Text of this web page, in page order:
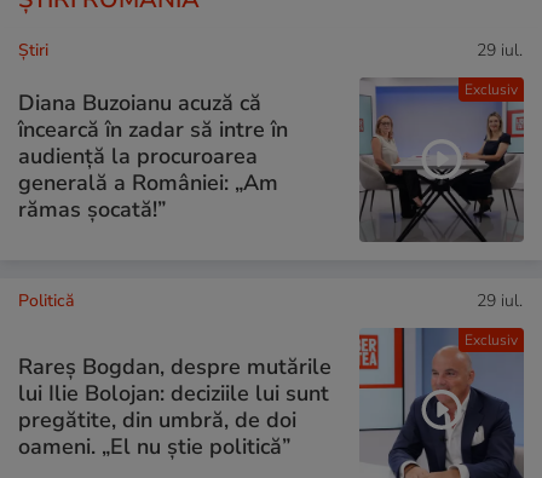
Exclusiv
Ştiri 29 iul.
Diana Buzoianu acuză că
încearcă în zadar să intre în
audiență la procuroarea
generală a României: „Am
rămas șocată!”
Exclusiv
Politică 29 iul.
Rareș Bogdan, despre mutările
lui Ilie Bolojan: deciziile lui sunt
pregătite, din umbră, de doi
oameni. „El nu știe politică”